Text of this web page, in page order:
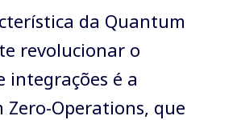
da Quantum
revolucionar o
integrações é a
Zero-Operations, que